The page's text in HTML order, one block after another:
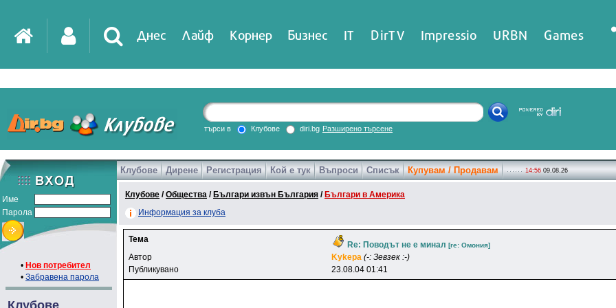
Днес Лайф Корнер Бизнес IT DirTV Impressio URBN Games
търси в Клубове diri.bg Разширено търсене
Име
Парола
• Нов потребител
• Забравена парола
Клубове
Клубове Дирене Регистрация Кой е тук Въпроси Списък Купувам / Продавам 14:56 09.08.26
Клубове /Общества / Българи извън България / Българи в Америка
Информация за клуба
Тема
Re: Поводът не е минал [re: Oмoния]
Автор Kykepa (-: Зевзек :-)
Публикувано
23.08.04 01:41